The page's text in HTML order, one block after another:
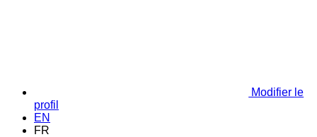
Modifier le
profil
EN
FR